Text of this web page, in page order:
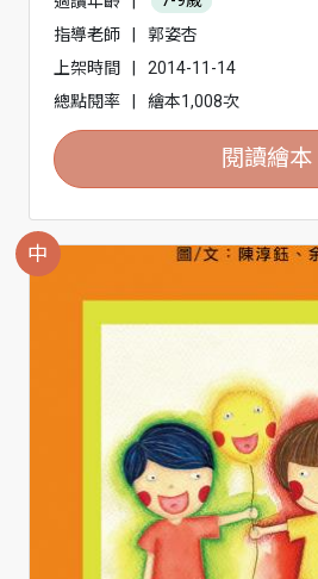
指導老師
郭姿杏
上架時間
2014-11-14
總點閱率
繪本1,008次
閱讀繪本
中